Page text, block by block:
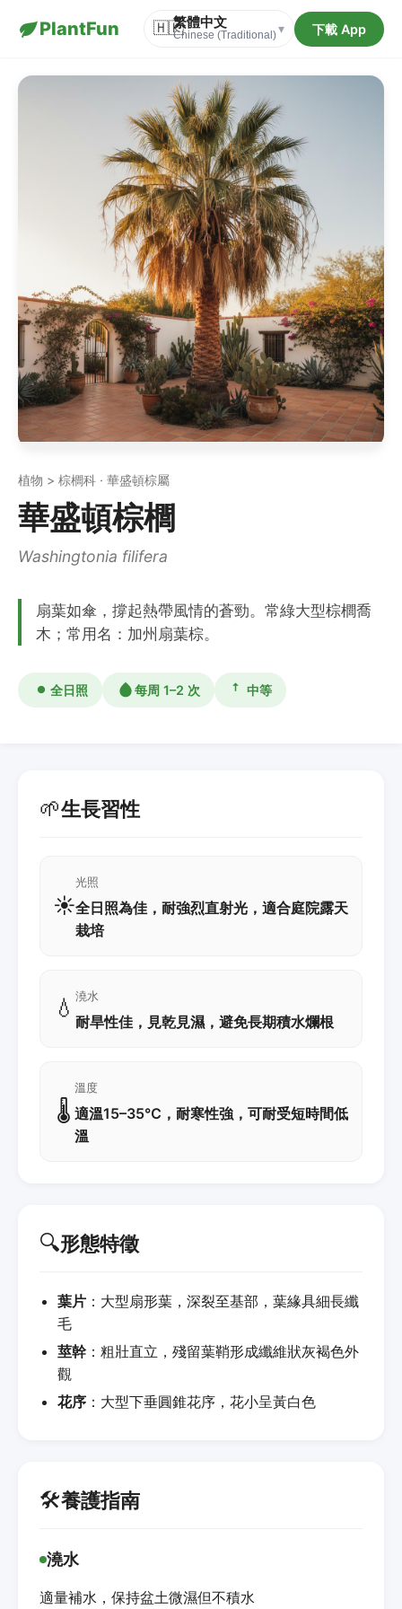
PlantFun 🇭🇰繁體中文
Chinese (Traditional)▾ 下載 App
植物 > 棕櫚科 · 華盛頓棕屬
華盛頓棕櫚
Washingtonia filifera
扇葉如傘，撐起熱帶風情的蒼勁。常綠大型棕櫚喬
木；常用名：加州扇葉棕。
全日照 每周 1–2 次 中等
🌱生長習性
☀️
光照
全日照為佳，耐強烈直射光，適合庭院露天
栽培
💧 澆水
耐旱性佳，見乾見濕，避免長期積水爛根
🌡️
溫度
適溫15–35℃，耐寒性強，可耐受短時間低
溫
🔍形態特徵
葉片 ：大型扇形葉，深裂至基部，葉緣具細長纖
毛
莖幹：粗壯直立，殘留葉鞘形成纖維狀灰褐色外
觀
花序 ：大型下垂圓錐花序，花小呈黃白色
🛠️養護指南
澆水
適量補水，保持盆土微濕但不積水